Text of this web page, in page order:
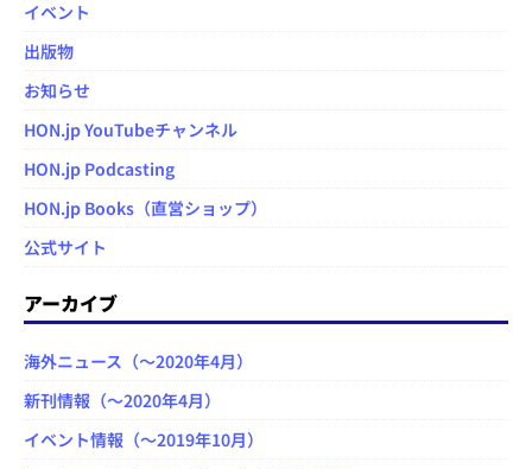
イベント
出版物
お知らせ
HON.jp YouTubeチャンネル
HON.jp Podcasting
HON.jp Books（直営ショップ）
公式サイト
アーカイブ
海外ニュース（～2020年4月）
新刊情報（～2020年4月）
イベント情報（～2019年10月）